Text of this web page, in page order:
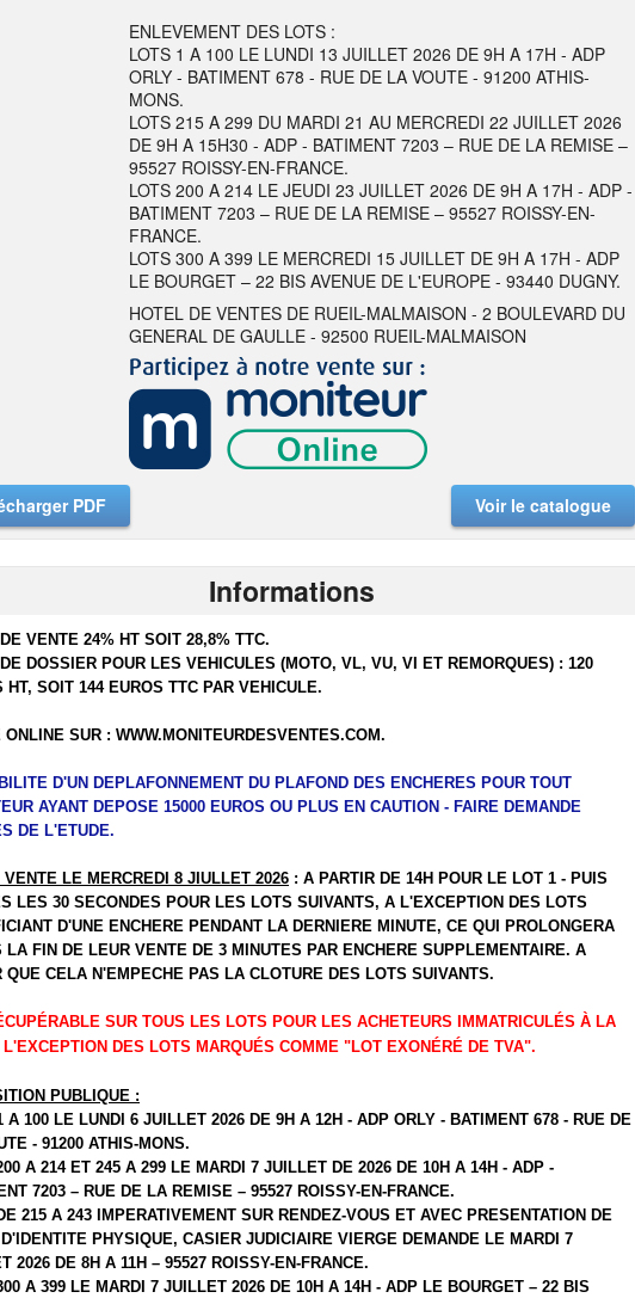
ENLEVEMENT DES LOTS :
LOTS 1 A 100 LE LUNDI 13 JUILLET 2026 DE 9H A 17H - ADP
ORLY - BATIMENT 678 - RUE DE LA VOUTE - 91200 ATHIS-
MONS.
LOTS 215 A 299 DU MARDI 21 AU MERCREDI 22 JUILLET 2026
DE 9H A 15H30 - ADP - BATIMENT 7203 – RUE DE LA REMISE –
95527 ROISSY-EN-FRANCE.
LOTS 200 A 214 LE JEUDI 23 JUILLET 2026 DE 9H A 17H - ADP -
BATIMENT 7203 – RUE DE LA REMISE – 95527 ROISSY-EN-
FRANCE.
LOTS 300 A 399 LE MERCREDI 15 JUILLET DE 9H A 17H - ADP
LE BOURGET – 22 BIS AVENUE DE L'EUROPE - 93440 DUGNY.
HOTEL DE VENTES DE RUEIL-MALMAISON - 2 BOULEVARD DU
GENERAL DE GAULLE - 92500 RUEIL-MALMAISON
PDF Voir le catalogue
Informations
VENTE 24% HT SOIT 28,8% TTC.
DOSSIER POUR LES VEHICULES (MOTO, VL, VU, VI ET REMORQUES) : 120
HT, SOIT 144 EUROS TTC PAR VEHICULE.
ONLINE SUR : WWW.MONITEURDESVENTES.COM.
D'UN DEPLAFONNEMENT DU PLAFOND DES ENCHERES POUR TOUT
AYANT DEPOSE 15000 EUROS OU PLUS EN CAUTION - FAIRE DEMANDE
DE L'ETUDE.
VENTE LE MERCREDI 8 JIULLET 2026 : A PARTIR DE 14H POUR LE LOT 1 - PUIS
LES 30 SECONDES POUR LES LOTS SUIVANTS, A L'EXCEPTION DES LOTS
D'UNE ENCHERE PENDANT LA DERNIERE MINUTE, CE QUI PROLONGERA
LA FIN DE LEUR VENTE DE 3 MINUTES PAR ENCHERE SUPPLEMENTAIRE. A
QUE CELA N'EMPECHE PAS LA CLOTURE DES LOTS SUIVANTS.
SUR TOUS LES LOTS POUR LES ACHETEURS IMMATRICULÉS À LA
L'EXCEPTION DES LOTS MARQUÉS COMME "LOT EXONÉRÉ DE TVA".
PUBLIQUE :
A 100 LE LUNDI 6 JUILLET 2026 DE 9H A 12H - ADP ORLY - BATIMENT 678 - RUE DE
- 91200 ATHIS-MONS.
A 214 ET 245 A 299 LE MARDI 7 JUILLET DE 2026 DE 10H A 14H - ADP -
7203 – RUE DE LA REMISE – 95527 ROISSY-EN-FRANCE.
215 A 243 IMPERATIVEMENT SUR RENDEZ-VOUS ET AVEC PRESENTATION DE
PHYSIQUE, CASIER JUDICIAIRE VIERGE DEMANDE LE MARDI 7
2026 DE 8H A 11H – 95527 ROISSY-EN-FRANCE.
A 399 LE MARDI 7 JUILLET 2026 DE 10H A 14H - ADP LE BOURGET – 22 BIS